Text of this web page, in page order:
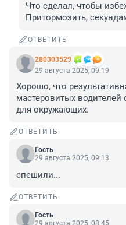
Что сделал, чтобы
Притормозить,
ОТВЕТИТЬ
280303529
29 августа 2025, 09:19
Хорошо, что
мастеровитых
для окружающих.
ОТВЕТИТЬ
Гость
29 августа 2025, 09:13
спешили...
ОТВЕТИТЬ
Гость
29 августа 2025, 08:45